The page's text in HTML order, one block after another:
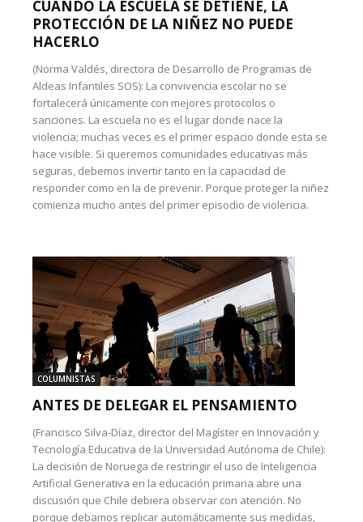
CUANDO LA ESCUELA SE DETIENE, LA
PROTECCIÓN DE LA NIÑEZ NO PUEDE
HACERLO
(Norma Valdés, directora de Desarrollo de Programas de
Aldeas Infantiles SOS): La convivencia escolar no se
fortalecerá únicamente con mejores protocolos o
sanciones. La escuela no es el lugar donde nace la
violencia; muchas veces es el primer espacio donde esta se
hace visible. Si queremos comunidades educativas más
seguras, debemos invertir tanto en la capacidad de
responder como en la de prevenir. Porque proteger la niñez
comienza mucho antes del primer episodio de violencia.
COLUMNISTAS
ANTES DE DELEGAR EL PENSAMIENTO
(Francisco Silva-Díaz, director del Magíster en Innovación y
Tecnología Educativa de la Universidad Autónoma de Chile):
La decisión de Noruega de restringir el uso de Inteligencia
Artificial Generativa en la educación primaria abre una
discusión que Chile debiera observar con atención. No
porque debamos replicar automáticamente sus medidas,